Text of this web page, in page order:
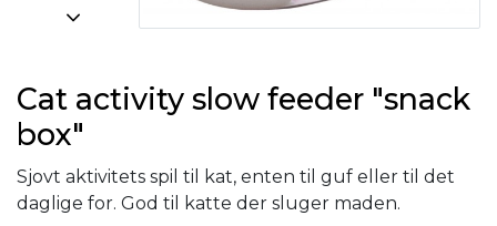
Cat activity slow feeder "snack
box"
Sjovt aktivitets spil til kat, enten til guf eller til det
daglige for. God til katte der sluger maden.